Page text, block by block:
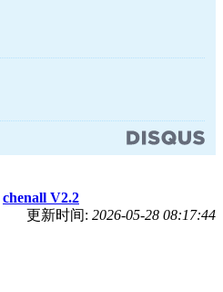
chenall V2.2
更新时间: 2026-05-28 08:17:44